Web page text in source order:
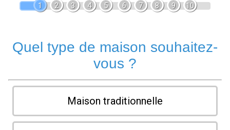
1 2 3 4 5 6 7 8 9 10
Quel type de maison souhaitez-
vous ?
Maison traditionnelle